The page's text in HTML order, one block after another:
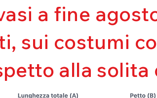
a fine
sui costumi
alla solita